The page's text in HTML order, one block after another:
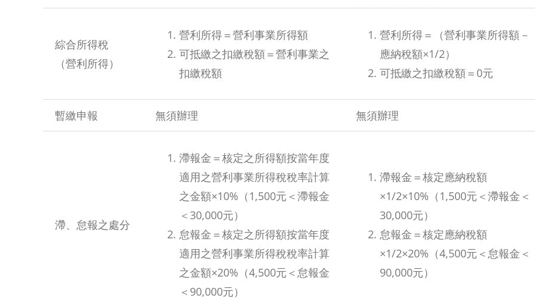
綜合所得稅
（營利所得）
營利所得＝營利事業所得額
可抵繳之扣繳稅額＝營利事業之
扣繳稅額
營利所得＝（營利事業所得額－
應納稅額×1/2）
可抵繳之扣繳稅額＝0元
暫繳申報 無須辦理 無須辦理
滯、怠報之處分
滯報金＝核定之所得額按當年度
適用之營利事業所得稅稅率計算
之金額×10%（1,500元＜滯報金
＜30,000元）
怠報金＝核定之所得額按當年度
適用之營利事業所得稅稅率計算
之金額×20%（4,500元＜怠報金
＜90,000元）
滯報金＝核定應納稅額
×1/2×10%（1,500元＜滯報金＜
30,000元）
怠報金＝核定應納稅額
×1/2×20%（4,500元＜怠報金＜
90,000元）